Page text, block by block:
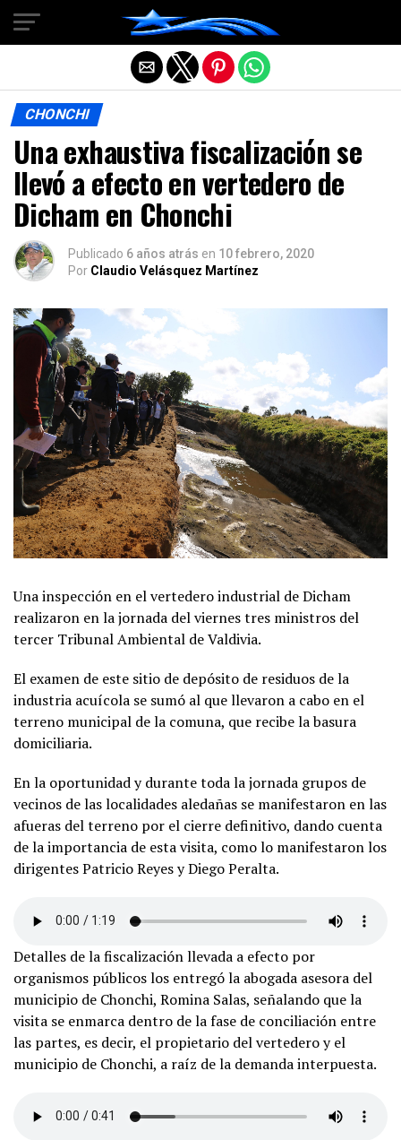
CHONCHI
Una exhaustiva fiscalización se
llevó a efecto en vertedero de
Dicham en Chonchi
Publicado 6 años atrás en 10 febrero, 2020
Por Claudio Velásquez Martínez
Una inspección en el vertedero industrial de Dicham
realizaron en la jornada del viernes tres ministros del
tercer Tribunal Ambiental de Valdivia.
El examen de este sitio de depósito de residuos de la
industria acuícola se sumó al que llevaron a cabo en el
terreno municipal de la comuna, que recibe la basura
domiciliaria.
En la oportunidad y durante toda la jornada grupos de
vecinos de las localidades aledañas se manifestaron en las
afueras del terreno por el cierre definitivo, dando cuenta
de la importancia de esta visita, como lo manifestaron los
dirigentes Patricio Reyes y Diego Peralta.
Detalles de la fiscalización llevada a efecto por
organismos públicos los entregó la abogada asesora del
municipio de Chonchi, Romina Salas, señalando que la
visita se enmarca dentro de la fase de conciliación entre
las partes, es decir, el propietario del vertedero y el
municipio de Chonchi, a raíz de la demanda interpuesta.
Salir de la versión móvil